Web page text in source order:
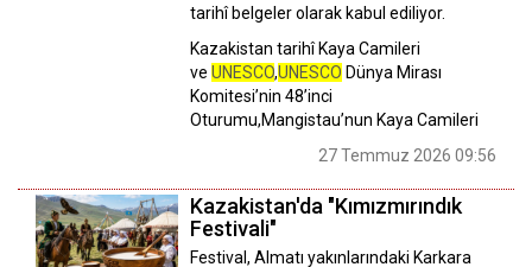
tarihî belgeler olarak kabul ediliyor.
Kazakistan tarihî Kaya Camileri
ve UNESCO,UNESCO Dünya Mirası
Komitesi’nin 48’inci
Oturumu,Mangistau’nun Kaya Camileri
27 Temmuz 2026 09:56
Kazakistan'da "Kımızmırındık
Festivali"
Festival, Almatı yakınlarındaki Karkara